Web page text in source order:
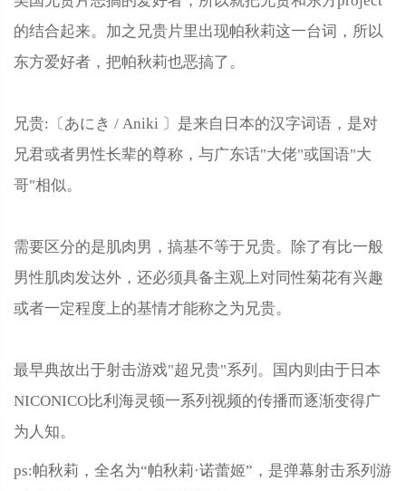
的结合起来。加之兄贵片里出现帕秋莉这一台词，所以
东方爱好者，把帕秋莉也恶搞了。
兄贵:〔あにき / Aniki 〕是来自日本的汉字词语，是对
兄君或者男性长辈的尊称，与广东话"大佬"或国语"大
哥"相似。
需要区分的是肌肉男，搞基不等于兄贵。除了有比一般
男性肌肉发达外，还必须具备主观上对同性菊花有兴趣
或者一定程度上的基情才能称之为兄贵。
最早典故出于射击游戏"超兄贵"系列。国内则由于日本
NICONICO比利海灵顿一系列视频的传播而逐渐变得广
为人知。
ps:帕秋莉，全名为“帕秋莉·诺蕾姬”，是弹幕射击系列游